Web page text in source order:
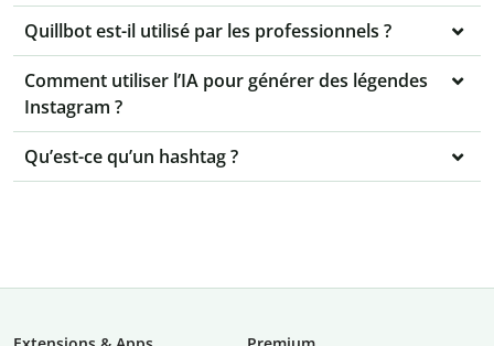
Quillbot est-il utilisé par les professionnels ?
Comment utiliser l’IA pour générer des légendes
Instagram ?
Qu’est-ce qu’un hashtag ?